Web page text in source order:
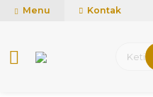
Menu Kontak